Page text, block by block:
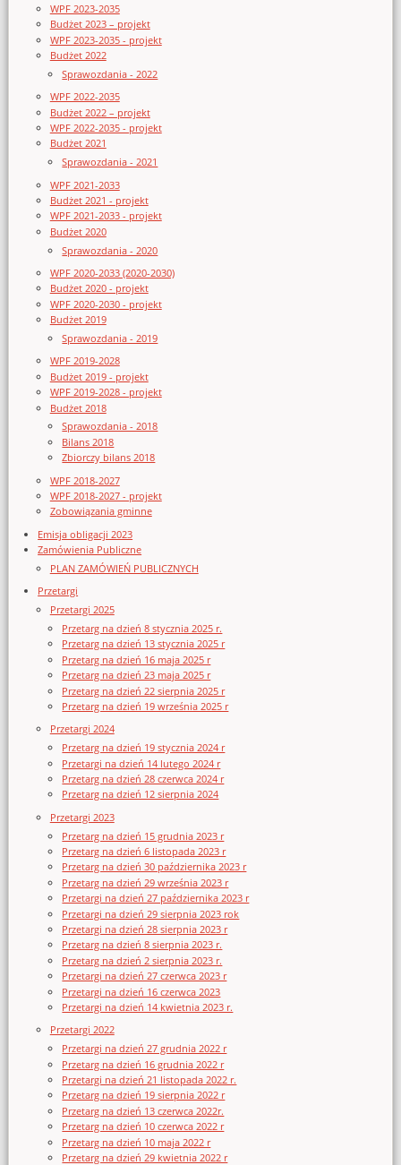
WPF 2023-2035
Budżet 2023 – projekt
WPF 2023-2035 - projekt
Budżet 2022
Sprawozdania - 2022
WPF 2022-2035
Budżet 2022 – projekt
WPF 2022-2035 - projekt
Budżet 2021
Sprawozdania - 2021
WPF 2021-2033
Budżet 2021 - projekt
WPF 2021-2033 - projekt
Budżet 2020
Sprawozdania - 2020
WPF 2020-2033 (2020-2030)
Budżet 2020 - projekt
WPF 2020-2030 - projekt
Budżet 2019
Sprawozdania - 2019
WPF 2019-2028
Budżet 2019 - projekt
WPF 2019-2028 - projekt
Budżet 2018
Sprawozdania - 2018
Bilans 2018
Zbiorczy bilans 2018
WPF 2018-2027
WPF 2018-2027 - projekt
Zobowiązania gminne
Emisja obligacji 2023
Zamówienia Publiczne
PLAN ZAMÓWIEŃ PUBLICZNYCH
Przetargi
Przetargi 2025
Przetarg na dzień 8 stycznia 2025 r.
Przetarg na dzień 13 stycznia 2025 r
Przetarg na dzień 16 maja 2025 r
Przetarg na dzień 23 maja 2025 r
Przetarg na dzień 22 sierpnia 2025 r
Przetarg na dzień 19 września 2025 r
Przetargi 2024
Przetarg na dzień 19 stycznia 2024 r
Przetargi na dzień 14 lutego 2024 r
Przetarg na dzień 28 czerwca 2024 r
Przetarg na dzień 12 sierpnia 2024
Przetargi 2023
Przetarg na dzień 15 grudnia 2023 r
Przetarg na dzień 6 listopada 2023 r
Przetarg na dzień 30 października 2023 r
Przetarg na dzień 29 września 2023 r
Przetargi na dzień 27 października 2023 r
Przetargi na dzień 29 sierpnia 2023 rok
Przetargi na dzień 28 sierpnia 2023 r
Przetarg na dzień 8 sierpnia 2023 r.
Przetarg na dzień 2 sierpnia 2023 r.
Przetargi na dzień 27 czerwca 2023 r
Przetargi na dzień 16 czerwca 2023
Przetargi na dzień 14 kwietnia 2023 r.
Przetargi 2022
Przetargi na dzień 27 grudnia 2022 r
Przetarg na dzień 16 grudnia 2022 r
Przetargi na dzień 21 listopada 2022 r.
Przetarg na dzień 19 sierpnia 2022 r
Przetarg na dzień 13 czerwca 2022r.
Przetarg na dzień 10 czerwca 2022 r
Przetarg na dzień 10 maja 2022 r
Przetarg na dzień 29 kwietnia 2022 r